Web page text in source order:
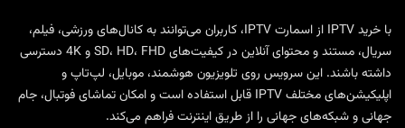
با خرید IPTV ازاسمارت IPTV
، کاربران می‌توانند به کانال‌های ورزشی، فیلم،
سریال، مستند و محتوای آنلاین در کیفیت‌های SD، HD، FHD و 4K دسترسی
داشته باشند. این سرویس روی تلویزیون هوشمند، موبایل، لپ‌تاپ و
اپلیکیشن‌های مختلف IPTV قابل استفاده است و امکان تماشای فوتبال، جام
جهانی و شبکه‌های جهانی را از طریق اینترنت فراهم می‌کند.